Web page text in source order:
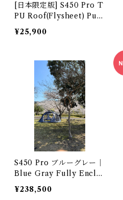
[日本限定版] S450 Pro T
PU Roof(Flysheet) Pur
ple 2224040007-01
¥25,900
S450 Pro ブルーグレー｜
Blue Gray Fully Enclos
ed Zippered Footprint
全周ファスナー22240400
¥238,500